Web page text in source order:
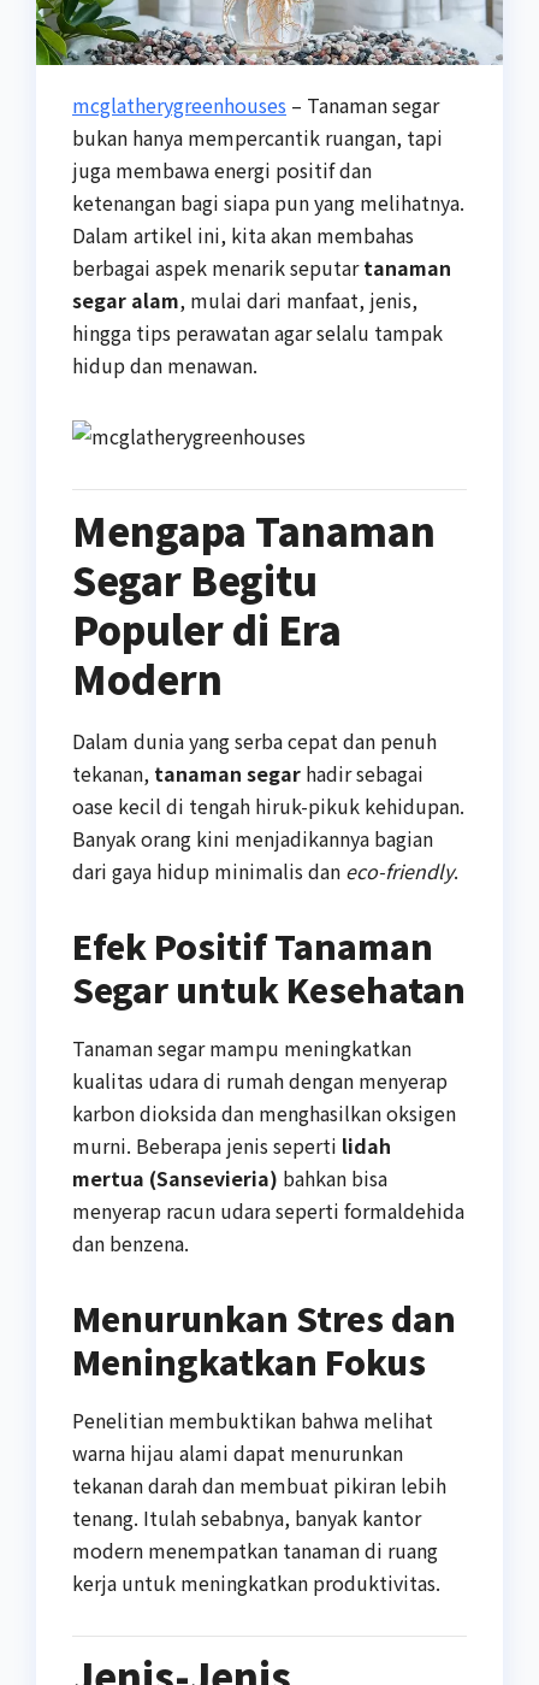
mcglatherygreenhouses – Tanaman segar
bukan hanya mempercantik ruangan, tapi
juga membawa energi positif dan
ketenangan bagi siapa pun yang melihatnya.
Dalam artikel ini, kita akan membahas
berbagai aspek menarik seputartanaman
segar alam, mulai dari manfaat, jenis,
hingga tips perawatan agar selalu tampak
hidup dan menawan.
Mengapa Tanaman
Segar Begitu
Populer di Era
Modern
Dalam dunia yang serba cepat dan penuh
tekanan, tanaman segar hadir sebagai
oase kecil di tengah hiruk-pikuk kehidupan.
Banyak orang kini menjadikannya bagian
dari gaya hidup minimalis dan eco-friendly.
Efek Positif Tanaman
Segar untuk Kesehatan
Tanaman segar mampu meningkatkan
kualitas udara di rumah dengan menyerap
karbon dioksida dan menghasilkan oksigen
murni. Beberapa jenis seperti lidah
mertua (Sansevieria) bahkan bisa
menyerap racun udara seperti formaldehida
dan benzena.
Menurunkan Stres dan
Meningkatkan Fokus
Penelitian membuktikan bahwa melihat
warna hijau alami dapat menurunkan
tekanan darah dan membuat pikiran lebih
tenang. Itulah sebabnya, banyak kantor
modern menempatkan tanaman di ruang
kerja untuk meningkatkan produktivitas.